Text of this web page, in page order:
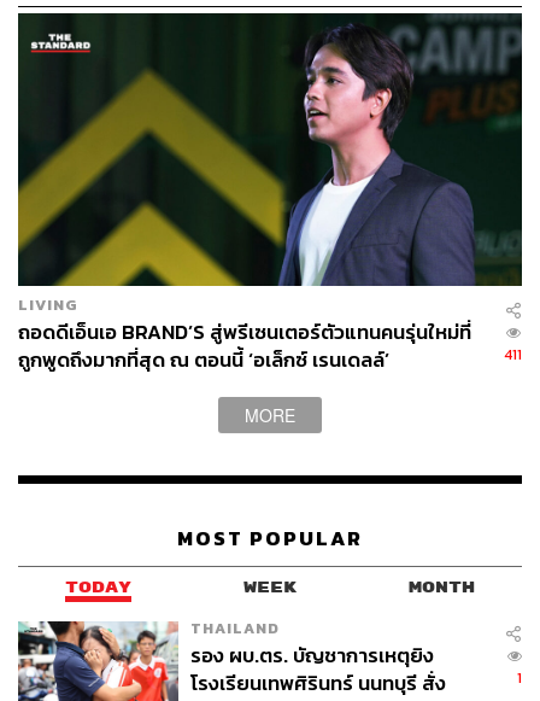
[Advertorial]
LIVING
ถอดดีเอ็นเอ BRAND’S สู่พรีเซนเตอร์ตัวแทนคนรุ่นใหม่ที่
ถูกพูดถึงมากที่สุด ณ ตอนนี้ ‘อเล็กซ์ เรนเดลล์’
411
MORE
MOST POPULAR
TODAY WEEK MONTH
THAILAND
รอง ผบ.ตร. บัญชาการเหตุยิง
โรงเรียนเทพศิรินทร์ นนทบุรี สั่ง
1